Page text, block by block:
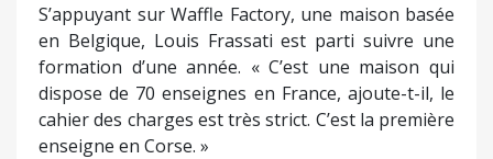
S’appuyant sur Waffle Factory, une maison basée
en Belgique, Louis Frassati est parti suivre une
formation d’une année. « C’est une maison qui
dispose de 70 enseignes en France, ajoute-t-il, le
cahier des charges est très strict. C’est la première
enseigne en Corse. »